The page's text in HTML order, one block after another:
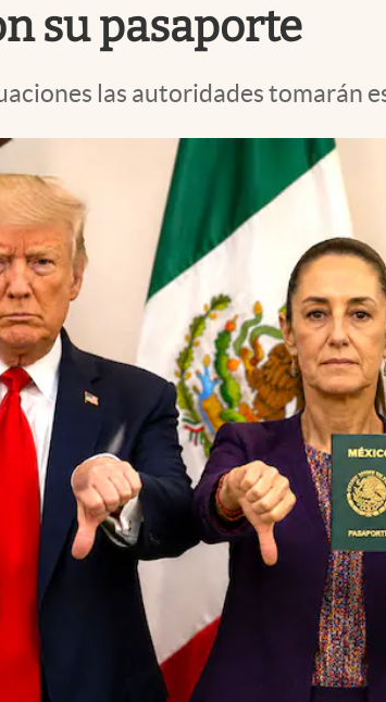
su pasaporte
las autoridades tomarán